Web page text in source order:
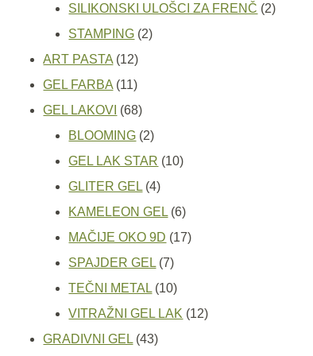
proizvod
SILIKONSKI ULOŠCI ZA FRENČ 22
STAMPING 22
ART PASTA 1212
proizvoda
GEL FARBA 1111
proizvoda
GEL LAKOVI 6868
proizvoda
BLOOMING 22
proizvoda
GEL LAK STAR 1010
GLITER GEL 44
proizvoda
KAMELEON GEL 66
proizvoda
MAČIJE OKO 9D 1717
SPAJDER GEL 77
proizvoda
TEČNI METAL 1010
proizvoda
VITRAŽNI GEL LAK 1212
GRADIVNI GEL 4343